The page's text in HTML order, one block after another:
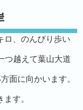
ロ、のんびり歩い
つ越えて葉山大道
面に向かいます。
す。